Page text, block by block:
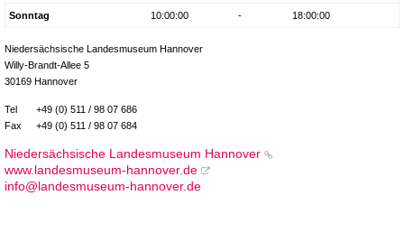
Sonntag 10:00:00 - 18:00:00
Niedersächsische Landesmuseum Hannover
Willy-Brandt-Allee 5
30169 Hannover
Tel
+49 (0) 511 / 98 07 686
Fax
+49 (0) 511 / 98 07 684
Niedersächsische Landesmuseum Hannover
www.landesmuseum-hannover.de
info@landesmuseum-hannover.de